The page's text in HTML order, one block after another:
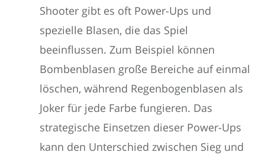
Shooter gibt es oft Power-Ups und
spezielle Blasen, die das Spiel
beeinflussen. Zum Beispiel können
Bombenblasen große Bereiche auf einmal
löschen, während Regenbogenblasen als
Joker für jede Farbe fungieren. Das
strategische Einsetzen dieser Power-Ups
kann den Unterschied zwischen Sieg und